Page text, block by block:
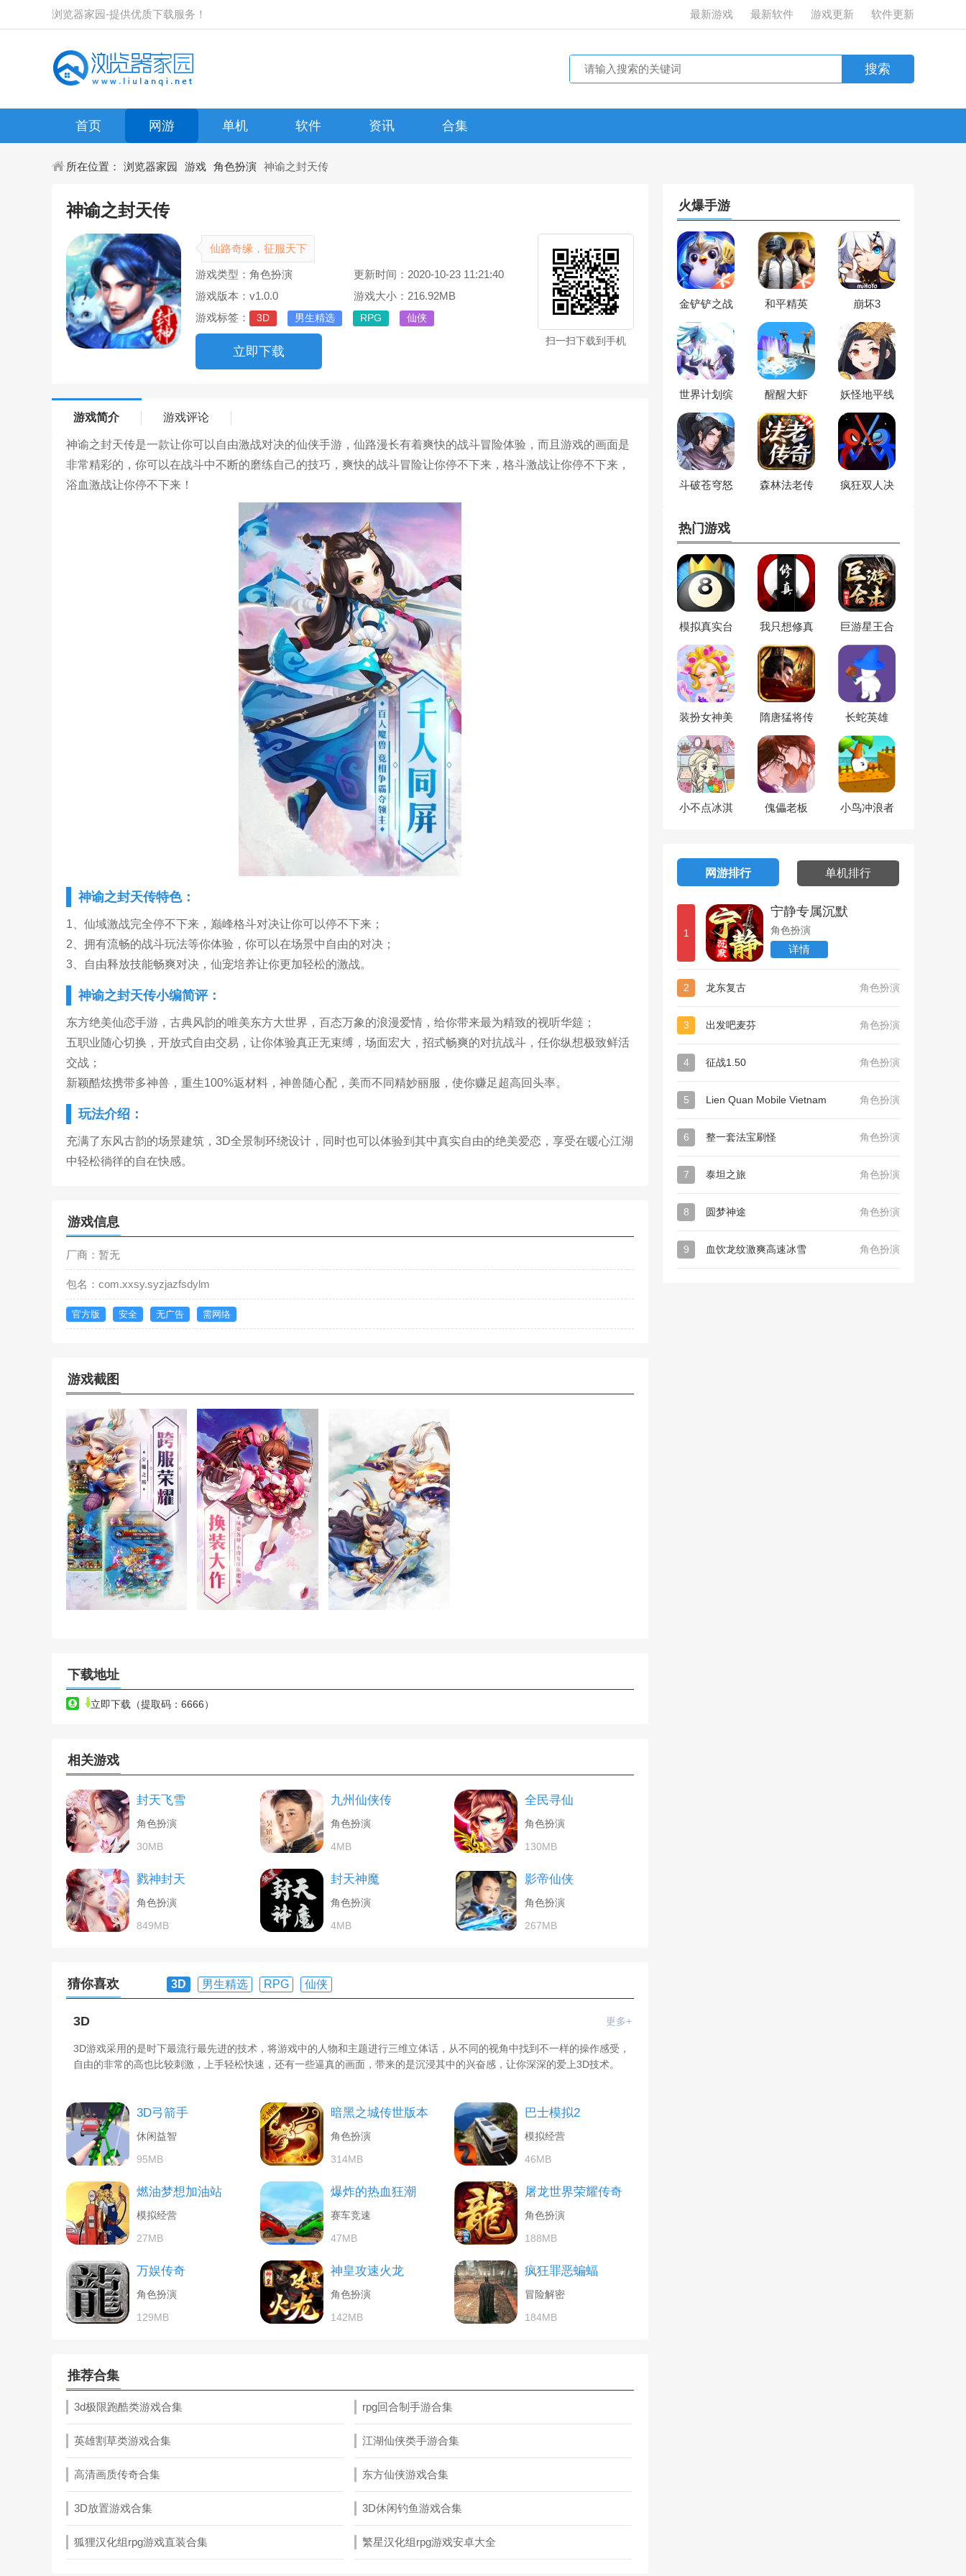
浏览器家园-提供优质下载服务！ 最新游戏 最新软件 游戏更新 软件更新
首页 网游 单机 软件 资讯 合集
所在位置： 浏览器家园 游戏 角色扮演 神谕之封天传
神谕之封天传
仙路奇缘，征服天下
游戏类型：角色扮演
更新时间：2020-10-23 11:21:40
游戏版本：v1.0.0
游戏大小：216.92MB
游戏标签：
3D 男生精选 RPG 仙侠
立即下载
扫一扫下载到手机
游戏简介 游戏评论
神谕之封天传是一款让你可以自由激战对决的仙侠手游，仙路漫长有着爽快的战斗冒险体验，而且游戏的画面是
非常精彩的，你可以在战斗中不断的磨练自己的技巧，爽快的战斗冒险让你停不下来，格斗激战让你停不下来，
浴血激战让你停不下来！
神谕之封天传特色：
1、仙域激战完全停不下来，巅峰格斗对决让你可以停不下来；
2、拥有流畅的战斗玩法等你体验，你可以在场景中自由的对决；
3、自由释放技能畅爽对决，仙宠培养让你更加轻松的激战。
神谕之封天传小编简评：
东方绝美仙恋手游，古典风韵的唯美东方大世界，百态万象的浪漫爱情，给你带来最为精致的视听华筵；
五职业随心切换，开放式自由交易，让你体验真正无束缚，场面宏大，招式畅爽的对抗战斗，任你纵想极致鲜活
交战；
新颖酷炫携带多神兽，重生100%返材料，神兽随心配，美而不同精妙丽服，使你赚足超高回头率。
玩法介绍：
充满了东风古韵的场景建筑，3D全景制环绕设计，同时也可以体验到其中真实自由的绝美爱恋，享受在暖心江湖
中轻松徜徉的自在快感。
游戏信息
厂商：暂无
包名：com.xxsy.syzjazfsdylm
官方版 安全 无广告 需网络
游戏截图
下载地址
立即下载（提取码：6666）
相关游戏
封天飞雪
角色扮演
30MB
九州仙侠传
角色扮演
4MB
全民寻仙
角色扮演
130MB
戮神封天
角色扮演
849MB
封天神魔
角色扮演
4MB
影帝仙侠
角色扮演
267MB
猜你喜欢 3D 男生精选 RPG 仙侠
3D 更多+
3D游戏采用的是时下最流行最先进的技术，将游戏中的人物和主题进行三维立体话，从不同的视角中找到不一样的操作感受，
自由的非常的高也比较刺激，上手轻松快速，还有一些逼真的画面，带来的是沉浸其中的兴奋感，让你深深的爱上3D技术。
3D弓箭手
休闲益智
95MB
暗黑之城传世版本
角色扮演
314MB
巴士模拟2
模拟经营
46MB
燃油梦想加油站
模拟经营
27MB
爆炸的热血狂潮
赛车竞速
47MB
屠龙世界荣耀传奇
角色扮演
188MB
万娱传奇
角色扮演
129MB
神皇攻速火龙
角色扮演
142MB
疯狂罪恶蝙蝠
冒险解密
184MB
推荐合集
3d极限跑酷类游戏合集 rpg回合制手游合集
英雄割草类游戏合集 江湖仙侠类手游合集
高清画质传奇合集 东方仙侠游戏合集
3D放置游戏合集 3D休闲钓鱼游戏合集
狐狸汉化组rpg游戏直装合集 繁星汉化组rpg游戏安卓大全
火爆手游
金铲铲之战 和平精英 崩坏3
世界计划缤
醒醒大虾 妖怪地平线
斗破苍穹怒
森林法老传
疯狂双人决
热门游戏
模拟真实台
我只想修真
巨游星王合
装扮女神美
隋唐猛将传 长蛇英雄
小不点冰淇
傀儡老板 小鸟冲浪者
网游排行 单机排行
1
宁静专属沉默
角色扮演
详情
2 龙东复古 角色扮演
3 出发吧麦芬 角色扮演
4 征战1.50 角色扮演
5 Lien Quan Mobile Vietnam 角色扮演
6 整一套法宝刷怪 角色扮演
7 泰坦之旅 角色扮演
8 圆梦神途 角色扮演
9 血饮龙纹激爽高速冰雪 角色扮演